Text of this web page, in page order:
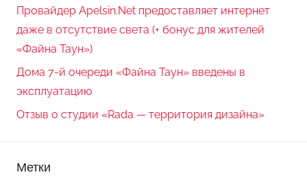
Провайдер Apelsin.Net предоставляет интернет
даже в отсутствие света (+ бонус для жителей
«Файна Таун»)
Дома 7-й очереди «Файна Таун» введены в
эксплуатацию
Отзыв о студии «Rada — территория дизайна»
Метки